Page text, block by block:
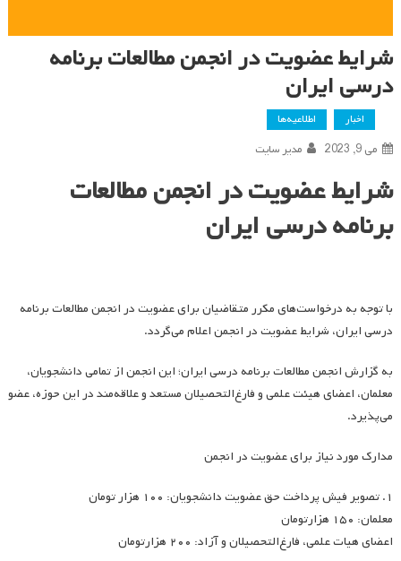
شرایط عضویت در انجمن مطالعات برنامه
درسی ایران
اخبار اطلاعیه‌ها
می 9, 2023 مدیر سایت
شرایط عضویت در انجمن مطالعات
برنامه درسی ایران
با توجه به درخواست‌های مکرر متقاضیان برای عضویت در انجمن مطالعات برنامه
درسی ایران، شرایط عضویت در انجمن اعلام می‌گردد.
به گزارش انجمن مطالعات برنامه درسی ایران؛ این انجمن از تمامی دانشجویان،
معلمان، اعضای هیئت علمی و فارغ‌التحصیلان مستعد و علاقه‌مند در این حوزه، عضو
می‌پذیرد.
مدارک مورد نیاز برای عضویت در انجمن
۱. تصویر فیش پرداخت حق عضویت دانشجویان: ۱۰۰ هزار تومان
معلمان: ۱۵۰ هزارتومان
اعضای هیات علمی، فارغ‌التحصیلان و آزاد: ۲۰۰ هزارتومان